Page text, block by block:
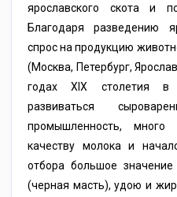
ярославского скота и
Благодаря разведению
спрос на продукцию
(Москва, Петербург,
годах XIX столетия в
развиваться
промышленность, много
качеству молока и
отбора большое
(черная масть), удою и